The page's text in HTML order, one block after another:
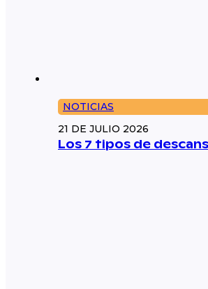
NOTICIAS
21 DE JULIO 2026
Los 7 tipos de